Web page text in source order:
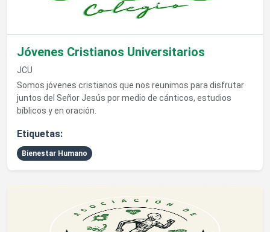
Jóvenes Cristianos Universitarios
JCU
Somos jóvenes cristianos que nos reunimos para disfrutar
juntos del Señor Jesús por medio de cánticos, estudios
bíblicos y en oración.
Etiquetas:
Bienestar Humano